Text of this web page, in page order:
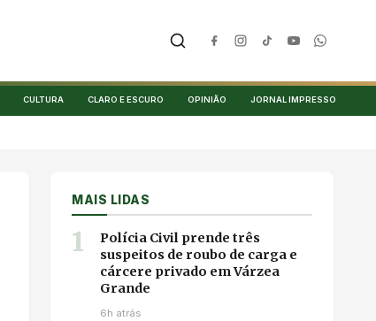
CULTURA CLARO E ESCURO OPINIÃO JORNAL IMPRESSO
MAIS LIDAS
1
Polícia Civil prende três
suspeitos de roubo de carga e
cárcere privado em Várzea
Grande
6h atrás